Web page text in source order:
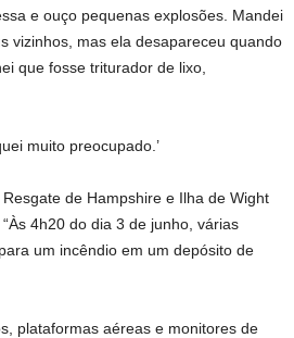
e ouço pequenas explosões. Mandei
vizinhos, mas ela desapareceu quando
que fosse triturador de lixo,
muito preocupado.’
de Hampshire e Ilha de Wight
4h20 do dia 3 de junho, várias
um incêndio em um depósito de
plataformas aéreas e monitores de